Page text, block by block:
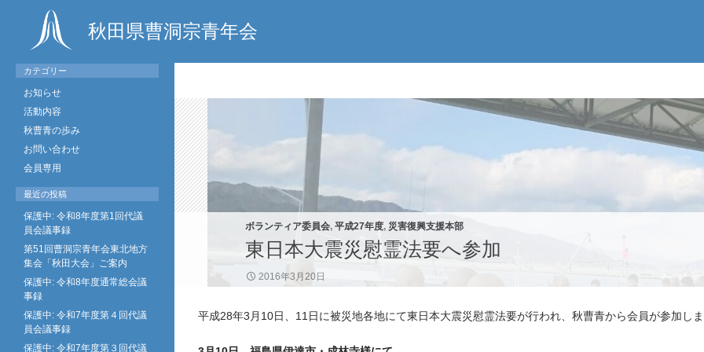
秋田県曹洞宗青年会
ボランティア委員会, 平成27年度, 災害復興支援本部
東日本大震災慰霊法要へ参加
2016年3月20日
平成28年3月10日、11日に被災地各地にて東日本大震災慰霊法要が行われ、秋曹青から会員が参加し
カテゴリー
お知らせ
活動内容
秋曹青の歩み
お問い合わせ
会員専用
最近の投稿
保護中: 令和8年度第1回代議
員会議事録
第51回曹洞宗青年会東北地方
集会「秋田大会」ご案内
保護中: 令和8年度通常総会議
事録
保護中: 令和7年度第４回代議
員会議事録
保護中: 令和7年度第３回代議